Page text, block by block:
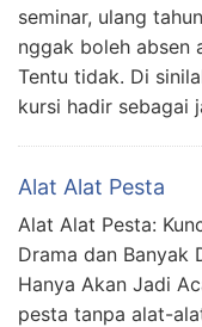
seminar, ulang
nggak boleh absen
Tentu tidak. Di
kursi hadir sebagai
Alat Alat Pesta
Alat Alat Pesta:
Drama dan Banyak
Hanya Akan Jadi
pesta tanpa alat-